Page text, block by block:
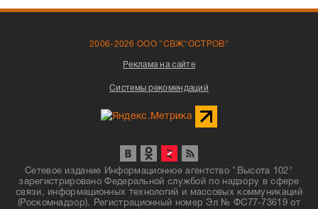
2006-2026 ООО "СВЖ"ОСТРОВ"
Реклама на сайте
Системы рекомендаций
Сетевое издание Информационное агентство "Высота 102"
зарегистрировано Федеральной службой по надзору в сфере
связи, информационных технологий и массовых коммуникаций
(Роскомнадзор). Регистрационный номер Эл № ФС77-73619 от